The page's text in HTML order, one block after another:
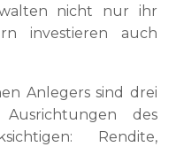
nicht nur ihr
investieren auch
Anlegers sind drei
des
Rendite,